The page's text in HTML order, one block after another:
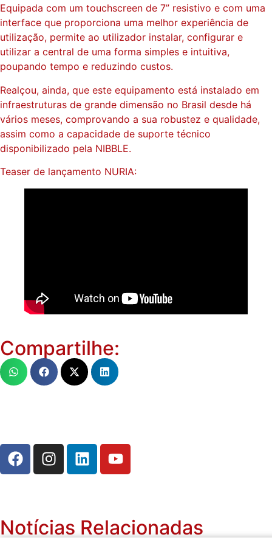
Equipada com um touchscreen de 7” resistivo e com uma
interface que proporciona uma melhor experiência de
utilização, permite ao utilizador instalar, configurar e
utilizar a central de uma forma simples e intuitiva,
poupando tempo e reduzindo custos.
Realçou, ainda, que este equipamento está instalado em
infraestruturas de grande dimensão no Brasil desde há
vários meses, comprovando a sua robustez e qualidade,
assim como a capacidade de suporte técnico
disponibilizado pela NIBBLE.
Teaser de lançamento NURIA:
Compartilhe:
Notícias Relacionadas